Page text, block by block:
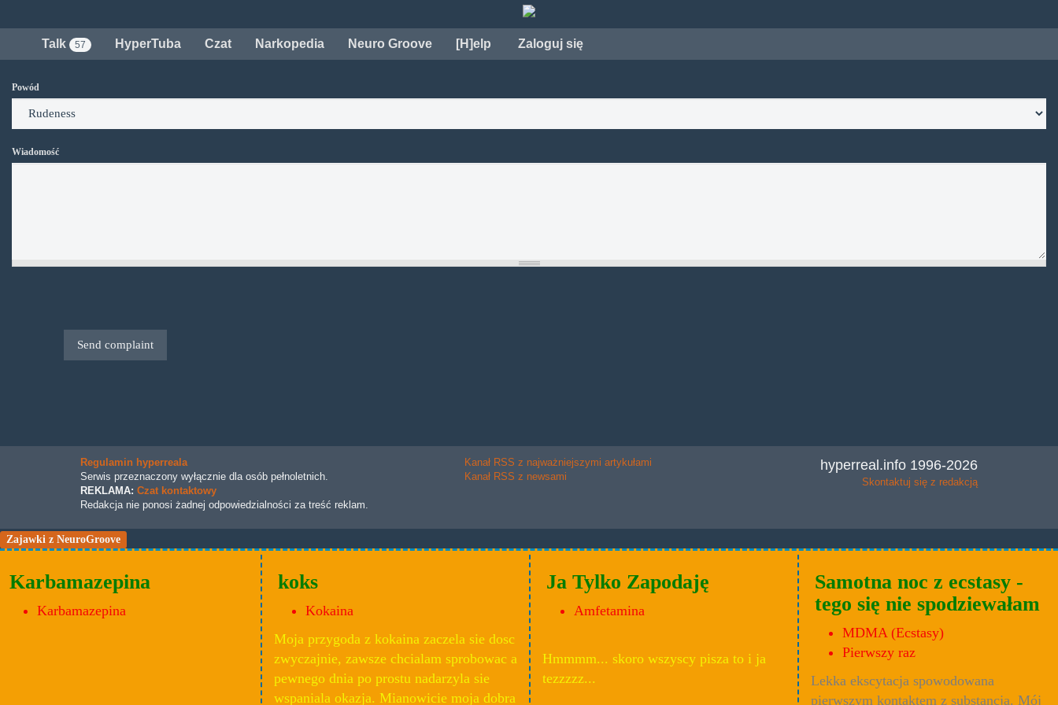
Talk 57 HyperTuba Czat Narkopedia Neuro Groove [H]elp Zaloguj się
Powód
Wiadomość
Send complaint
Regulamin hyperreala
Serwis przeznaczony wyłącznie dla osób pełnoletnich.
REKLAMA: Czat kontaktowy
Redakcja nie ponosi żadnej odpowiedzialności za treść reklam.
Kanał RSS z najważniejszymi artykułami
Kanał RSS z newsami
hyperreal.info 1996-2026
Skontaktuj się z redakcją
Zajawki z NeuroGroove
Karbamazepina
Karbamazepina
koks
Kokaina
Moja przygoda z kokaina zaczela sie dosc
zwyczajnie, zawsze chcialam sprobowac a
pewnego dnia po prostu nadarzyla sie
wspaniala okazja. Mianowicie moja dobra
Ja Tylko Zapodaję
Amfetamina
Hmmmm... skoro wszyscy pisza to i ja
tezzzzz...
Samotna noc z ecstasy -
tego się nie spodziewałam
MDMA (Ecstasy)
Pierwszy raz
Lekka ekscytacja spowodowana
pierwszym kontaktem z substancją. Mój